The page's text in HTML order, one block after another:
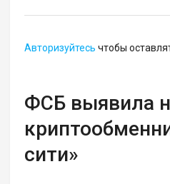
Авторизуйтесь чтобы
ФСБ выявила
сити»